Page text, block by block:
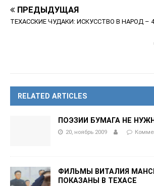
ПРЕДЫДУЩАЯ
ТЕХАССКИЕ ЧУДАКИ: ИСКУССТВО В НАРОД – 4
RELATED ARTICLES
ПОЭЗИИ БУМАГА НЕ
20, ноябрь 2009
ФИЛЬМЫ ВИТАЛИЯ
ПОКАЗАНЫ В ТЕХАСЕ